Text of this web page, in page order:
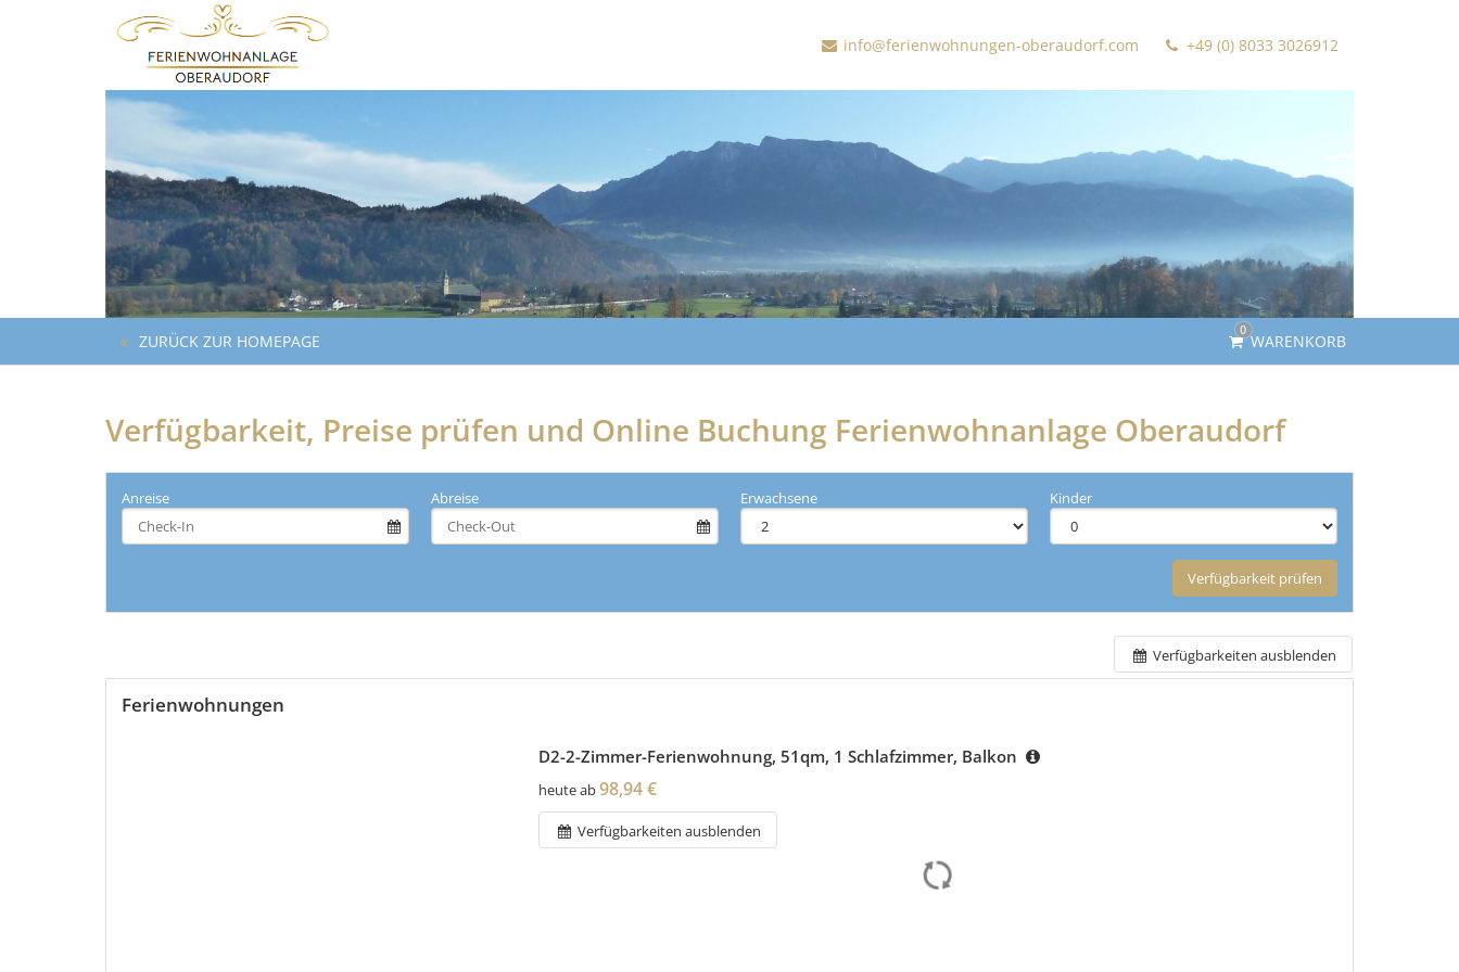
info@ferienwohnungen-oberaudorf.com +49 (0) 8033 3026912
0
WARENKORB
ZURÜCK ZUR HOMEPAGE
Verfügbarkeit, Preise prüfen und Online Buchung Ferienwohnanlage Oberaudorf
Anreise Abreise Erwachsene Kinder
Verfügbarkeit prüfen
Verfügbarkeiten ausblenden
Ferienwohnungen
D2-2-Zimmer-Ferienwohnung, 51qm, 1 Schlafzimmer, Balkon
heute ab98,94 €
Verfügbarkeiten ausblenden